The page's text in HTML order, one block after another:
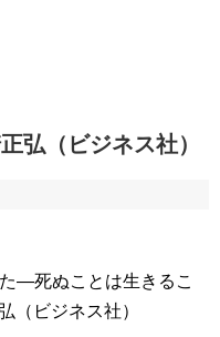
弘（ビジネス社）
―死ぬことは生きるこ
（ビジネス社）